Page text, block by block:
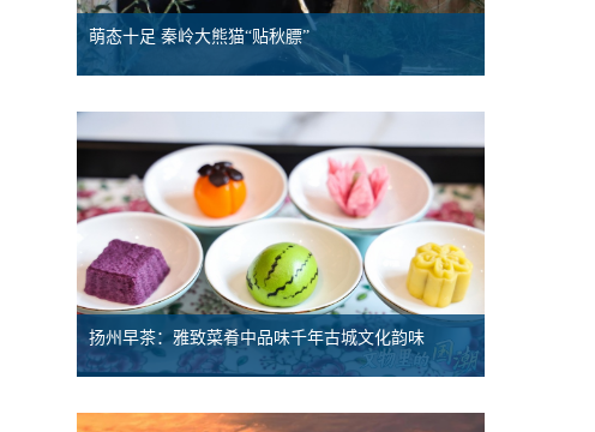
萌态十足 秦岭大熊猫“贴秋膘”
扬州早茶：雅致菜肴中品味千年古城文化韵味